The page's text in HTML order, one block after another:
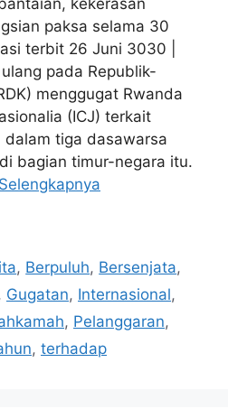
paksa selama 30
terbit 26 Juni 3030 |
pada Republik-
menggugat Rwanda
(ICJ) terkait
tiga dasawarsa
bagian timur-negara itu.
, Berpuluh, Bersenjata,
, Gugatan, Internasional,
, Pelanggaran,
, terhadap